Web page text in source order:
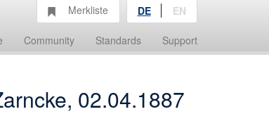
Community Standards Support
Merkliste DE EN
02.04.1887